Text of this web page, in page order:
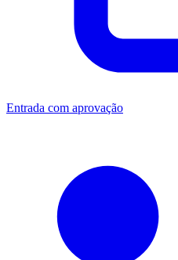
Entrada com aprovação